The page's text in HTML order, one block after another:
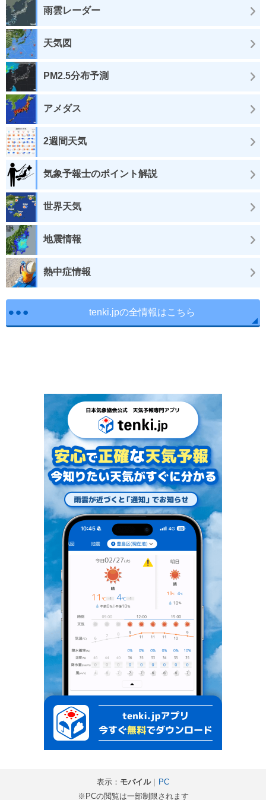
雨雲レーダー
天気図
PM2.5分布予測
アメダス
2週間天気
気象予報士のポイント解説
世界天気
地震情報
熱中症情報
tenki.jpの全情報はこちら
表示： モバイル｜
PC
※PCの閲覧は一部制限されます